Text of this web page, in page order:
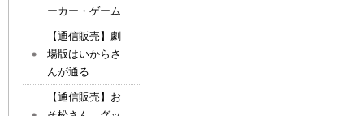
ーカー・ゲーム
【通信販売】劇
場版はいからさ
んが通る
【通信販売】お